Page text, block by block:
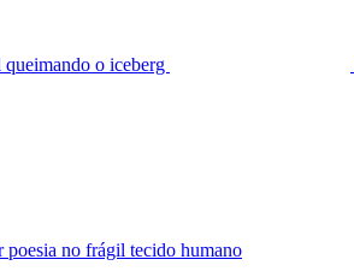
o iceberg
no frágil tecido humano